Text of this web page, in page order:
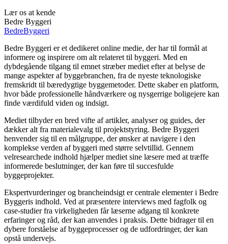
Lær os at kende
Bedre Byggeri
BedreByggeri
Bedre Byggeri er et dedikeret online medie, der har til formål at
informere og inspirere om alt relateret til byggeri. Med en
dybdegående tilgang til emnet stræber mediet efter at belyse de
mange aspekter af byggebranchen, fra de nyeste teknologiske
fremskridt til bæredygtige byggemetoder. Dette skaber en platform,
hvor både professionelle håndværkere og nysgerrige boligejere kan
finde værdifuld viden og indsigt.
Mediet tilbyder en bred vifte af artikler, analyser og guides, der
dækker alt fra materialevalg til projektstyring. Bedre Byggeri
henvender sig til en målgruppe, der ønsker at navigere i den
komplekse verden af byggeri med større selvtillid. Gennem
velresearchede indhold hjælper mediet sine læsere med at træffe
informerede beslutninger, der kan føre til succesfulde
byggeprojekter.
Ekspertvurderinger og brancheindsigt er centrale elementer i Bedre
Byggeris indhold. Ved at præsentere interviews med fagfolk og
case-studier fra virkeligheden får læserne adgang til konkrete
erfaringer og råd, der kan anvendes i praksis. Dette bidrager til en
dybere forståelse af byggeprocesser og de udfordringer, der kan
opstå undervejs.